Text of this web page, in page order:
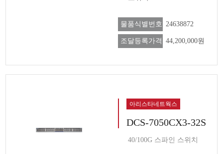
물품식별번호 24638872
조달등록가격 44,200,000원
아리스타네트웍스
DCS-7050CX3-32S
40/100G 스파인 스위치